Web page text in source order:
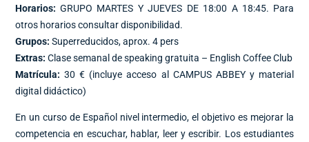
Horarios: GRUPO MARTES Y JUEVES DE 18:00 A 18:45. Para
otros horarios consultar disponibilidad.
Grupos: Superreducidos, aprox. 4 pers
Extras: Clase semanal de speaking gratuita – English Coffee Club
Matrícula: 30 € (incluye acceso al CAMPUS ABBEY y material
digital didáctico)
En un curso de Español nivel intermedio, el objetivo es mejorar la
competencia en escuchar, hablar, leer y escribir. Los estudiantes